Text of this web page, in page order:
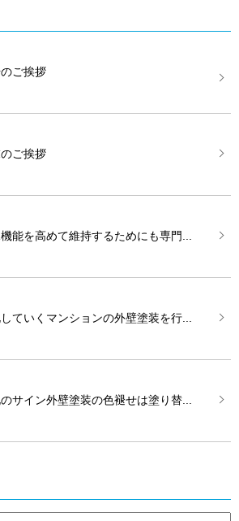
ご挨拶
ご挨拶
能を高めて維持するためにも専門...
ていくマンションの外壁塗装を行...
サイン外壁塗装の色褪せは塗り替...